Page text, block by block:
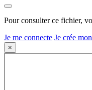
Pour consulter ce fichier,
Je me connecte Je crée
×